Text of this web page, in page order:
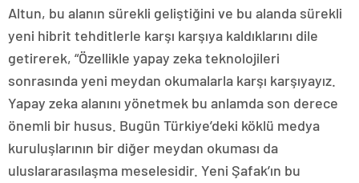
Altun, bu alanın sürekli geliştiğini ve bu alanda sürekli
yeni hibrit tehditlerle karşı karşıya kaldıklarını dile
getirerek, “Özellikle yapay zeka teknolojileri
sonrasında yeni meydan okumalarla karşı karşıyayız.
Yapay zeka alanını yönetmek bu anlamda son derece
önemli bir husus. Bugün Türkiye’deki köklü medya
kuruluşlarının bir diğer meydan okuması da
uluslararasılaşma meselesidir. Yeni Şafak’ın bu